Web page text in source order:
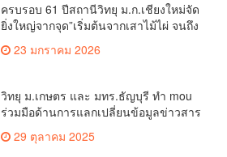
ครบรอบ 61 ปีสถานีวิทยุ ม.ก.เชียงใหม่จัด
ยิ่งใหญ่จากจุด”เริ่มต้นจากเสาไม้ไผ่ จนถึง
วันที่มี KURplus ในวันนี้”
23 มกราคม 2026
วิทยุ ม.เกษตร และ มทร.ธัญบุรี ทำ mou
ร่วมมือด้านการแลกเปลี่ยนข้อมูลข่าวสาร
เพื่อถ่ายทอดองค์ความรู้ดีๆสู่ประชาชนให้
ครอบคลุม
29 ตุลาคม 2025